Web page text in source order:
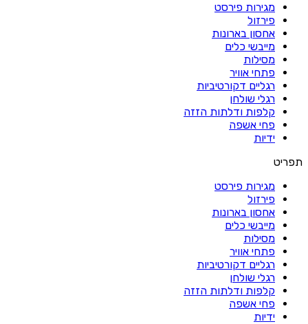
מגירות פירסט
פירזול
אחסון בארונות
מייבשי כלים
מסילות
פתחי אוויר
רגליים דקורטיביות
רגלי שולחן
קלפות ודלתות הזזה
פחי אשפה
ידיות
תפריט
מגירות פירסט
פירזול
אחסון בארונות
מייבשי כלים
מסילות
פתחי אוויר
רגליים דקורטיביות
רגלי שולחן
קלפות ודלתות הזזה
פחי אשפה
ידיות